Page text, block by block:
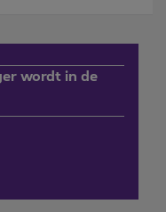
wordt in de